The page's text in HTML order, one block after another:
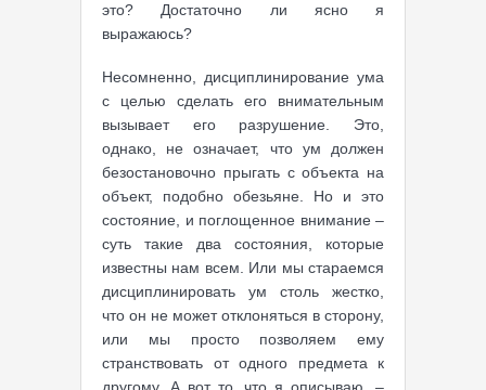
это? Достаточно ли ясно я
выражаюсь?
Несомненно, дисциплинирование ума
с целью сделать его внимательным
вызывает его разрушение. Это,
однако, не означает, что ум должен
безостановочно прыгать с объекта на
объект, подобно обезьяне. Но и это
состояние, и поглощенное внимание –
суть такие два состояния, которые
известны нам всем. Или мы стараемся
дисциплинировать ум столь жестко,
что он не может отклоняться в сторону,
или мы просто позволяем ему
странствовать от одного предмета к